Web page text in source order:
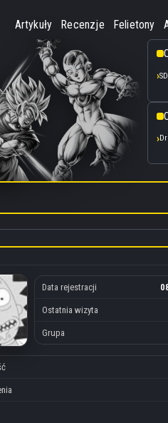
Artykuły Recenzje Felietony
Data rejestracji
Ostatnia wizyta
Grupa